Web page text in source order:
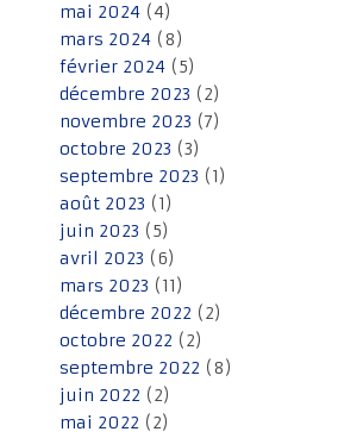
mai 2024 (4)
mars 2024 (8)
février 2024 (5)
décembre 2023 (2)
novembre 2023 (7)
octobre 2023 (3)
septembre 2023 (1)
août 2023 (1)
juin 2023 (5)
avril 2023 (6)
mars 2023 (11)
décembre 2022 (2)
octobre 2022 (2)
septembre 2022 (8)
juin 2022 (2)
mai 2022 (2)